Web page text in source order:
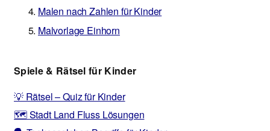
Malen nach Zahlen für Kinder
Malvorlage Einhorn
Spiele & Rätsel für Kinder
💡 Rätsel – Quiz für Kinder
🗺️ Stadt Land Fluss Lösungen